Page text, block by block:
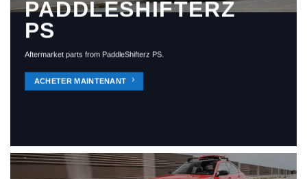
PADDLESHIFTERZ
PS
Aftermarket parts from PaddleShifterz PS.
ACHETER MAINTENANT